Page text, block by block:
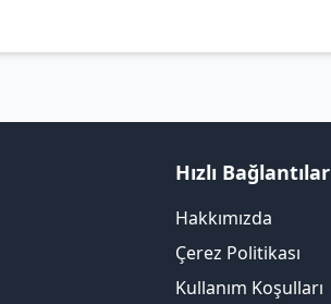
Hızlı Bağlantılar
Hakkımızda
Çerez Politikası
Kullanım Koşulları